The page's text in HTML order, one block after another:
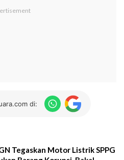
di:
Tegaskan Motor Listrik SPPG